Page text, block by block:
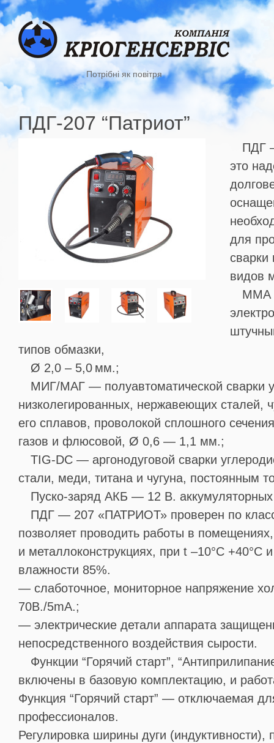
Потрібні як повітря
ПДГ-207 “Патриот”
ПДГ
это
для
сварки
видов
ММА
типов обмазки,
Ø 2,0 – 5,0 мм.;
МИГ/МАГ — полуавтоматической сварки
низколегированных, нержавеющих сталей,
его сплавов, проволокой сплошного
газов и флюсовой, Ø 0,6 — 1,1 мм.;
TIG-DC — аргонодуговой сварки
стали, меди, титана и чугуна, постоянным
Пуско-заряд АКБ — 12 В.
ПДГ — 207 «ПАТРИОТ» проверен по
позволяет проводить работы в
и металлоконструкциях, при t –10°С +40°С
влажности 85%.
— слаботочное, мониторное напряжение
70В./5mA.;
— электрические детали аппарата
непосредственного воздействия сырости.
Функции “Горячий старт”,
включены в базовую комплектацию, и
Функция “Горячий старт” — отключаемая
профессионалов.
Регулировка ширины дуги (индуктивности),